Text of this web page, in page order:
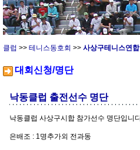
클럽 >> 테니스동호회 >> 사상구테니스연
대회신청/명단
낙동클럽 출전선수 명단
낙동클럽 사상구시합 참가선수 명단입니
은배조 : 1명추가외 전과동